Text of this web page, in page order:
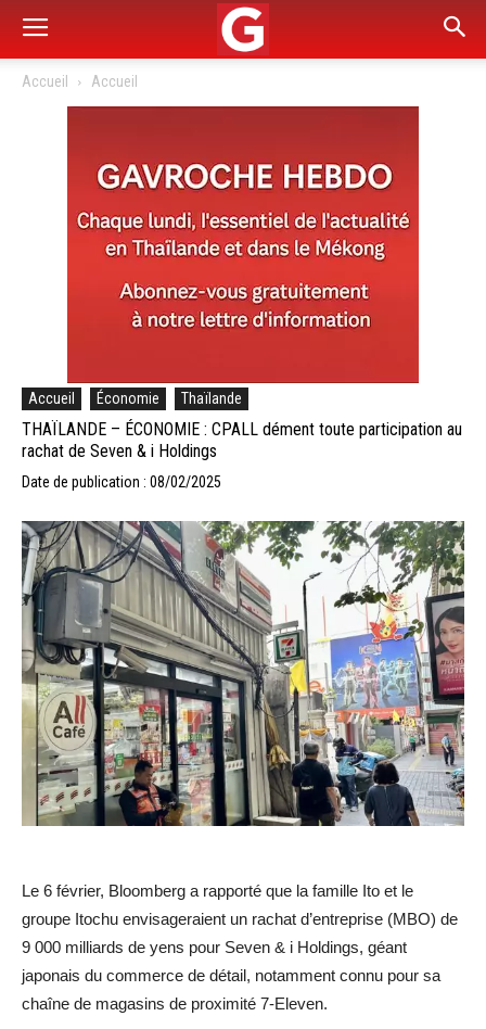
Accueil Accueil
Accueil Économie Thaïlande
THAÏLANDE – ÉCONOMIE : CPALL dément toute participation au
rachat de Seven & i Holdings
Date de publication : 08/02/2025
Le 6 février, Bloomberg a rapporté que la famille Ito et le
groupe Itochu envisageraient un rachat d’entreprise (MBO) de
9 000 milliards de yens pour Seven & i Holdings, géant
japonais du commerce de détail, notamment connu pour sa
chaîne de magasins de proximité 7-Eleven.